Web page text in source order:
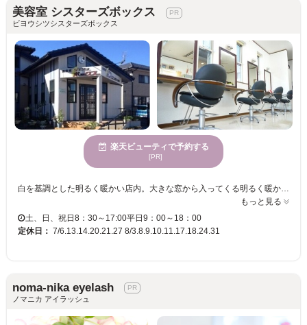
美容室 シスターズボックス
ビヨウシツシスターズボックス
楽天ビューティで予約する
[PR]
もっと見る
土、日、祝日8：30～17:00平日9：00～18：00
定休日： 7/6.13.14.20.21.27 8/3.8.9.10.11.17.18.24.31
noma-nika eyelash
ノマニカ アイラッシュ